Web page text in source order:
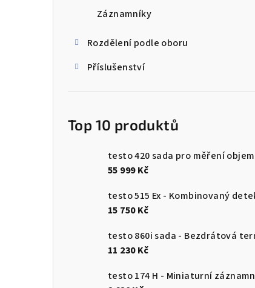
Záznamníky
Rozdělení podle oboru
Příslušenství
Top 10 produktů
55 999 Kč
15 750 Kč
11 230 Kč